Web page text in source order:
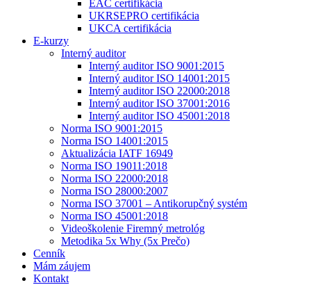
EAC certifikácia
UKRSEPRO certifikácia
UKCA certifikácia
E-kurzy
Interný auditor
Interný auditor ISO 9001:2015
Interný auditor ISO 14001:2015
Interný auditor ISO 22000:2018
Interný auditor ISO 37001:2016
Interný auditor ISO 45001:2018
Norma ISO 9001:2015
Norma ISO 14001:2015
Aktualizácia IATF 16949
Norma ISO 19011:2018
Norma ISO 22000:2018
Norma ISO 28000:2007
Norma ISO 37001 – Antikorupčný systém
Norma ISO 45001:2018
Videoškolenie Firemný metrológ
Metodika 5x Why (5x Prečo)
Cenník
Mám záujem
Kontakt